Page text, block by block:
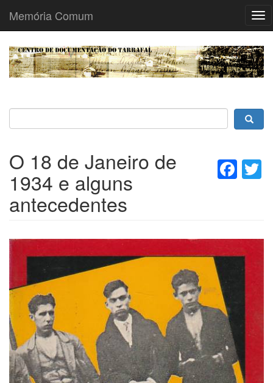
Passar
para
Memória Comum
O 18 de Janeiro de
1934 e alguns
antecedentes